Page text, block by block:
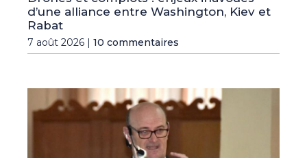
d’une alliance entre Washington, Kiev et
Rabat
7 août 2026 | 10 commentaires